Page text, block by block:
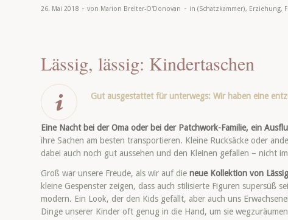
26. Mai 2018 - von Marion Breiter-O'Donovan - in (Schatzkammer), Erziehung,
Lässig, lässig: Kindertaschen
Gut ausgestattet für unterwegs: Wir haben eine
Eine Nacht bei der Oma oder bei der Patchwork-Familie, ein
ihre Sachen am besten transportieren. Kleine Rucksäcke oder
dabei auch noch gut aussehen und den Kleinen gefallen – nicht
Groß war unsere Freude, als wir auf die neue Kollektion von Lässig
kleine Gespenster zeigen, dass auch stilisierte Figuren supersüß
modern. Ein Look, der den Kids gefällt, aber auch uns
Dinge unserer Kinder oft genug in die Hand, um sie